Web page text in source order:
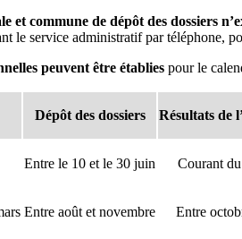
et commune de dépôt des dossiers
le service administratif par téléphone,
peuvent être établies pour le
Dépôt des dossiers Résultats de
Entre le 10 et le 30 juin Courant
Entre août et novembre Entre